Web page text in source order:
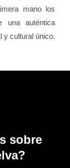
mano los
una auténtica
y cultural único.
sobre